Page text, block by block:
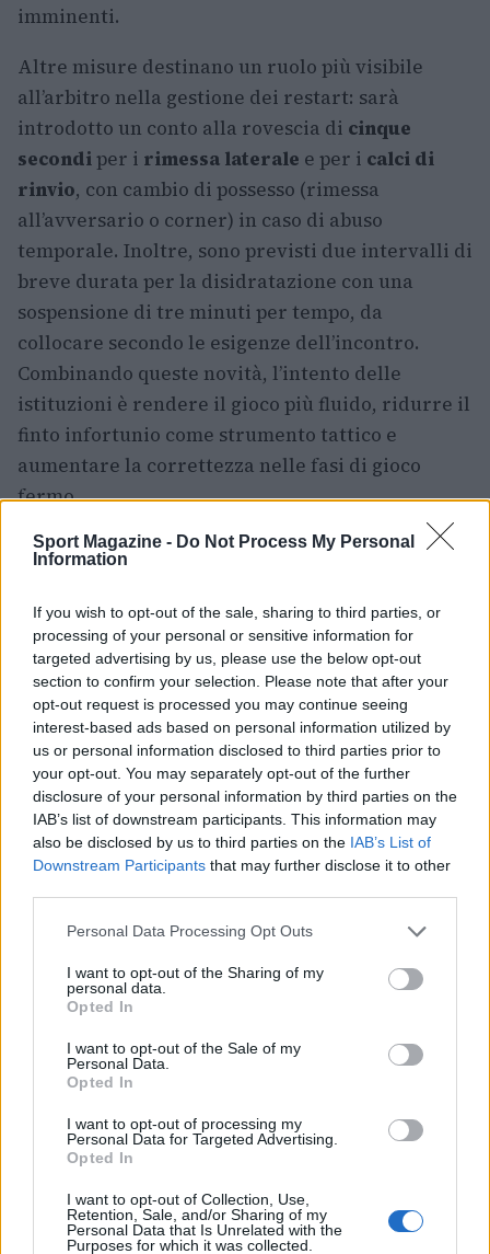
Sport Magazine - Do Not Process My Personal
Information
If you wish to opt-out of the sale, sharing to third parties, or
processing of your personal or sensitive information for
targeted advertising by us, please use the below opt-out
section to confirm your selection. Please note that after your
opt-out request is processed you may continue seeing
interest-based ads based on personal information utilized by
us or personal information disclosed to third parties prior to
your opt-out. You may separately opt-out of the further
disclosure of your personal information by third parties on the
IAB’s list of downstream participants. This information may
also be disclosed by us to third parties on the IAB’s List of
Downstream Participants that may further disclose it to other
Please note that this website/app uses one or more Google
not limited to your visit or usage behaviour. You may click to
grant or deny consent to Google and its third-party tags to
use your data for below specified purposes in below Google
consent section.
Personal Data Processing Opt Outs
I want to opt-out of the Sharing of my
personal data.
Opted In
I want to opt-out of the Sale of my
Personal Data.
Opted In
I want to opt-out of processing my
Personal Data for Targeted Advertising.
Opted In
I want to opt-out of Collection, Use,
Retention, Sale, and/or Sharing of my
Personal Data that Is Unrelated with the
Purposes for which it was collected.
imminenti.
Altre misure destinano un ruolo più visibile
all’arbitro nella gestione dei restart: sarà
introdotto un conto alla rovescia di cinque
secondiper i rimessa laterale e per i calci di
rinvio, con cambio di possesso (rimessa
all’avversario o corner) in caso di abuso
temporale. Inoltre, sono previsti due intervalli di
breve durata per la disidratazione con una
sospensione di tre minuti per tempo, da
collocare secondo le esigenze dell’incontro.
Combinando queste novità, l’intento delle
istituzioni è rendere il gioco più fluido, ridurre il
finto infortunio come strumento tattico e
aumentare la correttezza nelle fasi di gioco
fermo.
Andrea Conforti
Andrea Conforti, 46enne torinese dal look
trasforma dati e clip in racconti social. Ricorda
quando annotò la rimonta al box stampa dello
quell'appunto nacque la sua linea editoriale,
che propugna spiegazioni visive per il tifoso
critico. Dettaglio unico: una stagione
allenatore under15 al Chieri e ciclista urbano.